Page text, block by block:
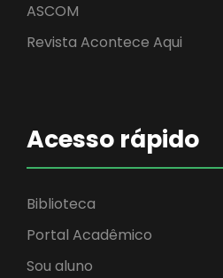
ASCOM
Revista Acontece Aqui
Acesso rápido
Biblioteca
Portal Acadêmico
Sou aluno